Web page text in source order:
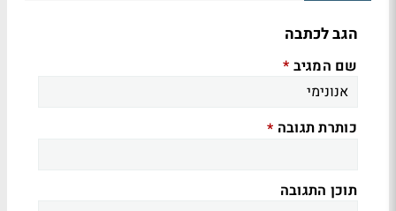
הגב לכתבה
שם המגיב *
כותרת תגובה *
תוכן התגובה